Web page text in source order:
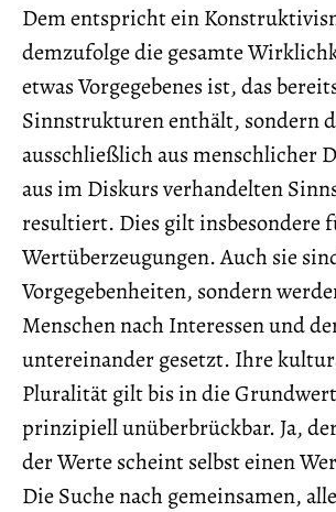
Dem entspricht ein
demzufolge die gesamte
etwas Vorgegebenes ist, das
Sinnstrukturen enthält, sondern
ausschließlich aus menschlicher
aus im Diskurs verhandelten
resultiert. Dies gilt insbesondere
Wertüberzeugungen. Auch sie
Vorgegebenheiten, sondern
Menschen nach Interessen und
untereinander gesetzt. Ihre
Pluralität gilt bis in die
prinzipiell unüberbrückbar. Ja,
der Werte scheint selbst einen
Die Suche nach gemeinsamen,